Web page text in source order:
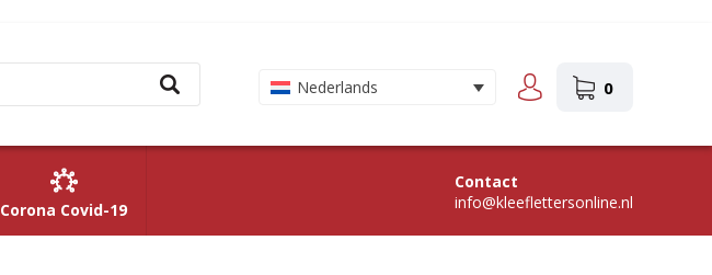
Nederlands 0
Corona Covid-19
Contact
info@kleeflettersonline.nl